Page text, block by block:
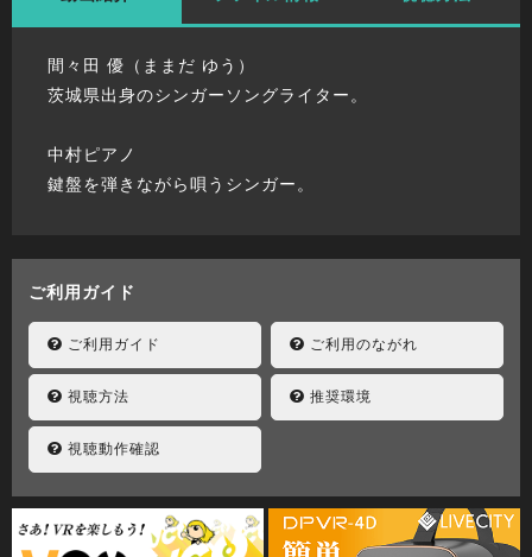
間々田 優（ままだ ゆう）
茨城県出身のシンガーソングライター。
中村ピアノ
鍵盤を弾きながら唄うシンガー。
ご利用ガイド
ご利用ガイド ご利用のながれ
視聴方法 推奨環境
視聴動作確認